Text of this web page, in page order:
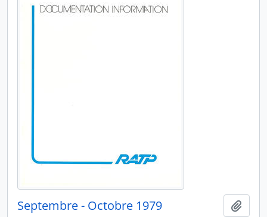
Septembre - Octobre 1979